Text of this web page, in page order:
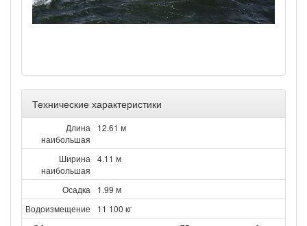
Технические характеристики
Длина
наибольшая
12.61 м
Ширина
наибольшая
4.11 м
Осадка
1.99 м
Водоизмещение
11 100 кг